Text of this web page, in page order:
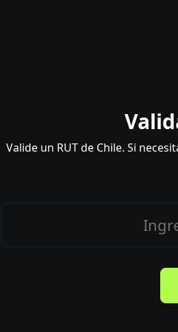
Valide un RUT de Chile. Si